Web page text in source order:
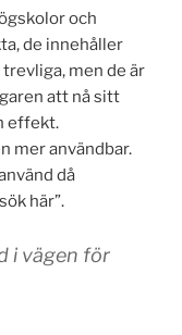
och
de innehåller
men de är
att nå sitt
effekt.
mer användbar.
då
här”.
i vägen för